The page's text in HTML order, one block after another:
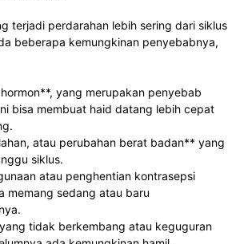
terjadi perdarahan lebih sering dari siklus
beberapa kemungkinan penyebabnya,
yang merupakan penyebab
bisa membuat haid datang lebih cepat
atau perubahan berat badan** yang
siklus.
atau penghentian kontrasepsi
memang sedang atau baru
tidak berkembang atau keguguran